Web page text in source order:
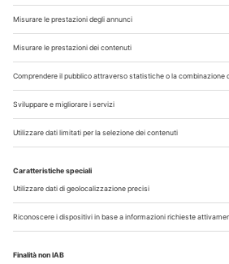
Chi Siamo
Contatti
Note Legali
Privacy
©2026 Edra S.p.a | www.edraspa.it
| Tel. 02/881841 | Sede legale: Viale
20134 Milano (Italy)
Registrazione Tribunale di Milano